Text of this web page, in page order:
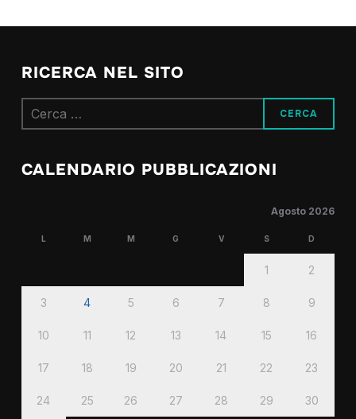
RICERCA NEL SITO
Ricerca
per:
CALENDARIO PUBBLICAZIONI
Agosto 2026
L M M G V S D
1 2
3 4 5 6 7 8 9
10 11 12 13 14 15 16
17 18 19 20 21 22 23
24 25 26 27 28 29 30